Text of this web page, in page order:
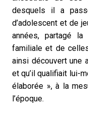
desquels il a
d’adolescent et de
années, partagé
familiale et de
ainsi découvert une
et qu’il qualifiait lui-
élaborée », à la
l’époque.